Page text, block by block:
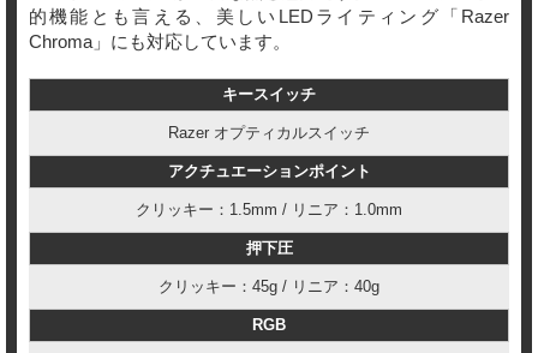
的機能とも言える、美しいLEDライティング「Razer
Chroma」にも対応しています。
キースイッチ
Razer オプティカルスイッチ
アクチュエーションポイント
クリッキー：1.5mm / リニア：1.0mm
押下圧
クリッキー：45g / リニア：40g
RGB